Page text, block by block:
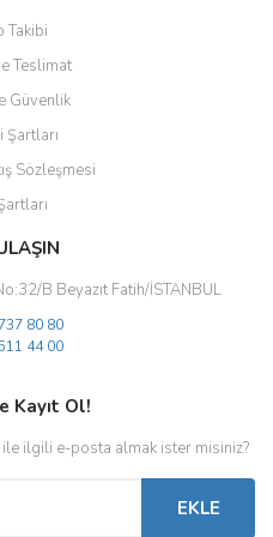
Takibi
Teslimat
Güvenlik
Şartları
Sözleşmesi
B Beyazıt Fatih/İSTANBUL
80 80
44 00
Kayıt Ol!
ile ilgili e-posta almak ister misiniz?
EKLE